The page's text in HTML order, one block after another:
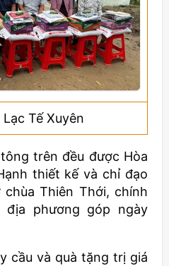
Tế Xuyên
trên đều được Hòa
thiết kế và chỉ đạo
Thiên Thới, chính
địa phương góp ngày
cầu và quà tặng trị giá